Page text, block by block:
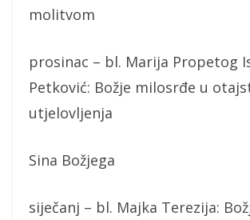
molitvom
prosinac – bl. Marija Propetog
Petković: Božje milosrđe u
utjelovljenja
Sina Božjega
siječanj – bl. Majka Terezija: